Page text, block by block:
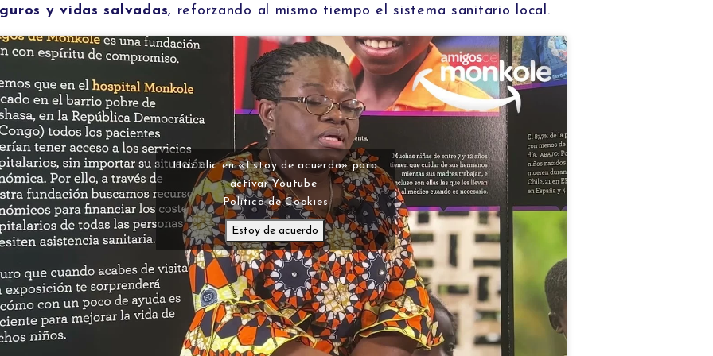
y vidas salvadas, reforzando al mismo tiempo el sistema sanitario local.
Haz clic en «Estoy de acuerdo» para
activar Youtube
Política de Cookies
Estoy de acuerdo